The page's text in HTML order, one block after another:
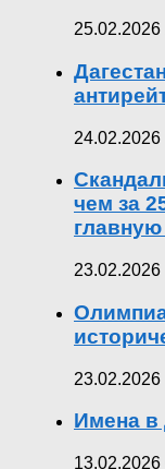
25.02.2026
24.02.2026
чем за
23.02.2026
23.02.2026
Имена в
13.02.2026